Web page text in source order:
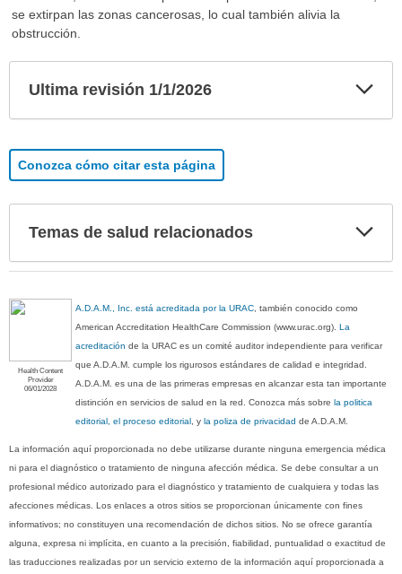
se extirpan las zonas cancerosas, lo cual también alivia la
obstrucción.
Ultima revisión 1/1/2026
Conozca cómo citar esta página
Temas de salud relacionados
Health Content
Provider
06/01/2028
A.D.A.M., Inc. está acreditada por la URAC , también conocido como
American Accreditation HealthCare Commission (www.urac.org).La
acreditación de la URAC es un comité auditor independiente para verificar
que A.D.A.M. cumple los rigurosos estándares de calidad e integridad.
A.D.A.M. es una de las primeras empresas en alcanzar esta tan importante
distinción en servicios de salud en la red. Conozca más sobrela politica
editorial, el proceso editorial , yla poliza de privacidad de A.D.A.M.
La información aquí proporcionada no debe utilizarse durante ninguna emergencia médica
ni para el diagnóstico o tratamiento de ninguna afección médica. Se debe consultar a un
profesional médico autorizado para el diagnóstico y tratamiento de cualquiera y todas las
afecciones médicas. Los enlaces a otros sitios se proporcionan únicamente con fines
informativos; no constituyen una recomendación de dichos sitios. No se ofrece garantía
alguna, expresa ni implícita, en cuanto a la precisión, fiabilidad, puntualidad o exactitud de
las traducciones realizadas por un servicio externo de la información aquí proporcionada a